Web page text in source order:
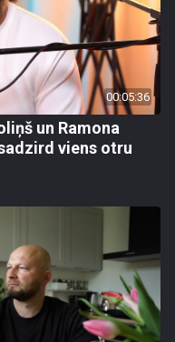
00:05:36
un Ramona
viens otru